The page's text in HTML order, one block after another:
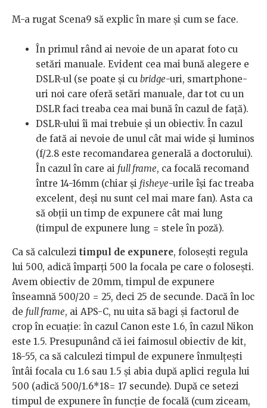
M-a rugat Scena9 să explic în mare şi cum se face.
În primul rând ai nevoie de un aparat foto cu
setări manuale. Evident cea mai bună alegere e
DSLR-ul (se poate şi cu bridge-uri, smartphone-
uri noi care oferă setări manuale, dar tot cu un
DSLR faci treaba cea mai bună în cazul de faţă).
DSLR-ului îi mai trebuie şi un obiectiv. În cazul
de fată ai nevoie de unul cât mai wide şi luminos
(f/2.8 este recomandarea generală a doctorului).
În cazul în care ai full frame, ca focală recomand
între 14-16mm (chiar şi fisheye-urile îşi fac treaba
excelent, deşi nu sunt cel mai mare fan). Asta ca
să obţii un timp de expunere cât mai lung
(timpul de expunere lung = stele în poză).
Ca să calculezi timpul de expunere, folosești regula
lui 500, adică împarţi 500 la focala pe care o folosești.
Avem obiectiv de 20mm, timpul de expunere
înseamnă 500/20 = 25, deci 25 de secunde. Dacă în loc
de full frame, ai APS-C, nu uita să bagi şi factorul de
crop în ecuaţie: în cazul Canon este 1.6, în cazul Nikon
este 1.5. Presupunând că iei faimosul obiectiv de kit,
18-55, ca să calculezi timpul de expunere înmulţești
întâi focala cu 1.6 sau 1.5 şi abia după aplici regula lui
500 (adică 500/1.6*18= 17 secunde). După ce setezi
timpul de expunere în funcţie de focală (cum ziceam,